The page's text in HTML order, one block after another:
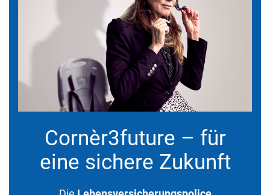
Cornèr3future – für
eine sichere Zukunft